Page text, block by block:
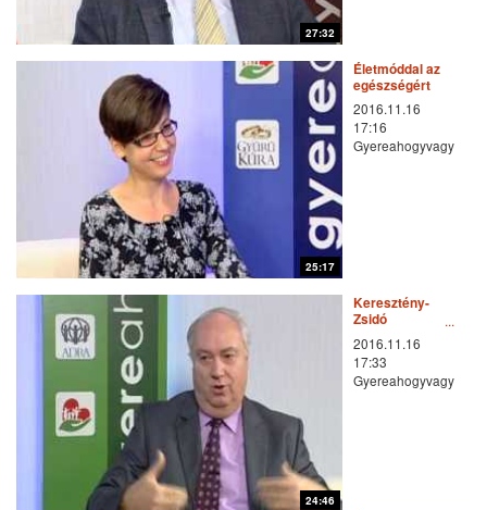
27:32
25:17
Életmóddal az
egészségért
2016.11.16
17:16
Gyereahogyvagy
24:46
Keresztény-
Zsidó
párbeszéd
2016.11.16
17:33
Gyereahogyvagy